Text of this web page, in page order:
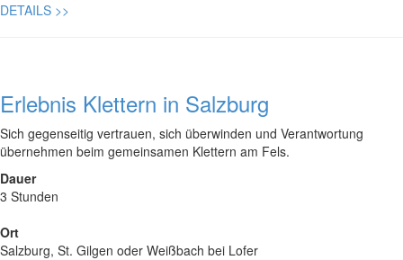
DETAILS >>
Erlebnis Klettern in Salzburg
Sich gegenseitig vertrauen, sich überwinden und Verantwortung
übernehmen beim gemeinsamen Klettern am Fels.
Dauer
3 Stunden
Ort
Salzburg, St. Gilgen oder Weißbach bei Lofer